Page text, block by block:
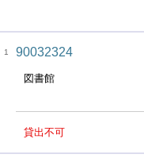
1 90032324
図書館
貸出不可